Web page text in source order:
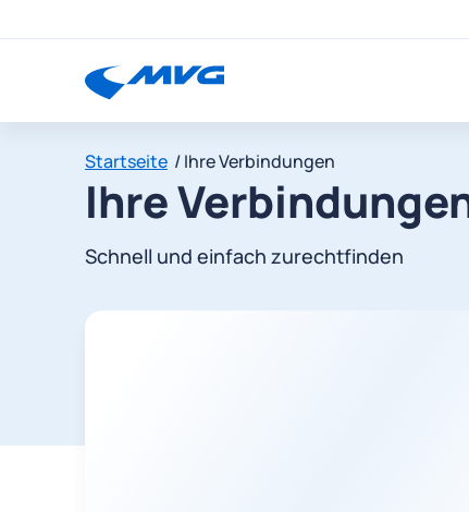
Startseite Ihre Verbindungen
Ihre
Schnell und einfach zurechtfinden